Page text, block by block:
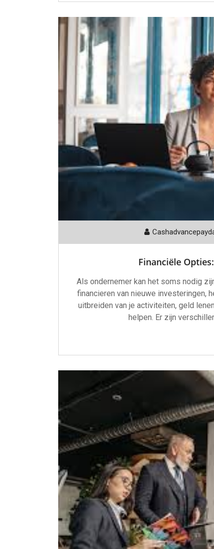
Financiële
Als ondernemer kan het soms nodig
financieren van nieuwe investeringen,
uitbreiden van je activiteiten, geld
helpen. Er zijn